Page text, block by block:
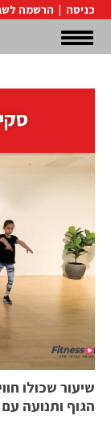
כניסה | הרשמה
שיעור שכולו
הגוף ותנועה